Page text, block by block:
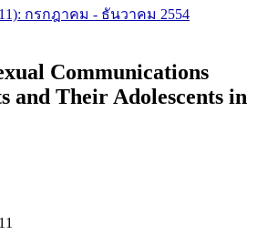
กรกฎาคม - ธันวาคม 2554
Communications
and Their Adolescents in